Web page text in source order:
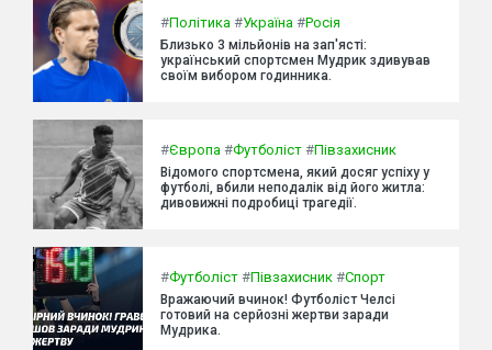
#Політика #Україна #Росія
Близько 3 мільйонів на зап'ясті:
український спортсмен Мудрик здивував
своїм вибором годинника.
#Європа #Футболіст #Півзахисник
Відомого спортсмена, який досяг успіху у
футболі, вбили неподалік від його житла:
дивовижні подробиці трагедії.
#Футболіст #Півзахисник #Спорт
Вражаючий вчинок! Футболіст Челсі
готовий на серйозні жертви заради
Мудрика.